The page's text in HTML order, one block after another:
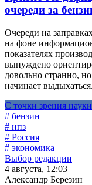
очереди за
Очереди на
на фоне
показателях
вынуждено
довольно странно,
начинает
С точки зрения науки
# бензин
# нпз
# Россия
# экономика
Выбор редакции
4 августа, 12:03
Александр Березин